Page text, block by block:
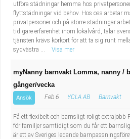
utföra städningar hemma hos
flyttstädningar vid behov. Hos oss arbetar
privatpersoner och på större städningar
tidigare erfarenhet inom lokalvård, talar
tjänsten krävs körkort för att ta sig runt
sydvästra ...
Visa mer
myNanny barnvakt Lomma, nanny /
gånger/vecka
Ansök Feb 6 YCLA AB Barnvakt
Få ett flexibelt och barnsligt roligt extrajobb
för familjer samtidigt som du får ett
är ett av Sveriges ledande